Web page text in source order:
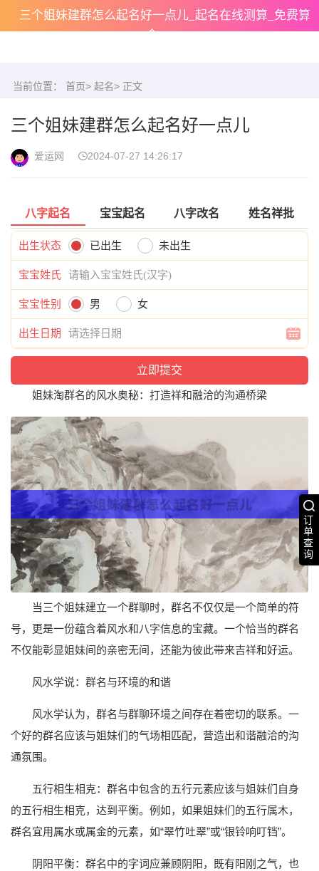
三个姐妹建群怎么起名好一点儿_起名在线测算_免费算
命
订
单
查
询
当前位置： 首页> 起名> 正文
三个姐妹建群怎么起名好一点儿
爱运网 2024-07-27 14:26:17
八字起名 宝宝起名 八字改名 姓名祥批
出生状态 已出生 未出生
宝宝姓氏
宝宝性别 男 女
出生日期
姐妹淘群名的风水奥秘：打造祥和融洽的沟通桥梁
当三个姐妹建立一个群聊时，群名不仅仅是一个简单的符
号，更是一份蕴含着风水和八字信息的宝藏。一个恰当的群名
不仅能彰显姐妹间的亲密无间，还能为彼此带来吉祥和好运。
风水学说：群名与环境的和谐
风水学认为，群名与群聊环境之间存在着密切的联系。一
个好的群名应该与姐妹们的气场相匹配，营造出和谐融洽的沟
通氛围。
五行相生相克：群名中包含的五行元素应该与姐妹们自身
的五行相生相克，达到平衡。例如，如果姐妹们的五行属木，
群名宜用属水或属金的元素，如“翠竹吐翠”或“银铃响叮铛”。
阴阳平衡：群名中的字词应兼顾阴阳，既有阳刚之气，也